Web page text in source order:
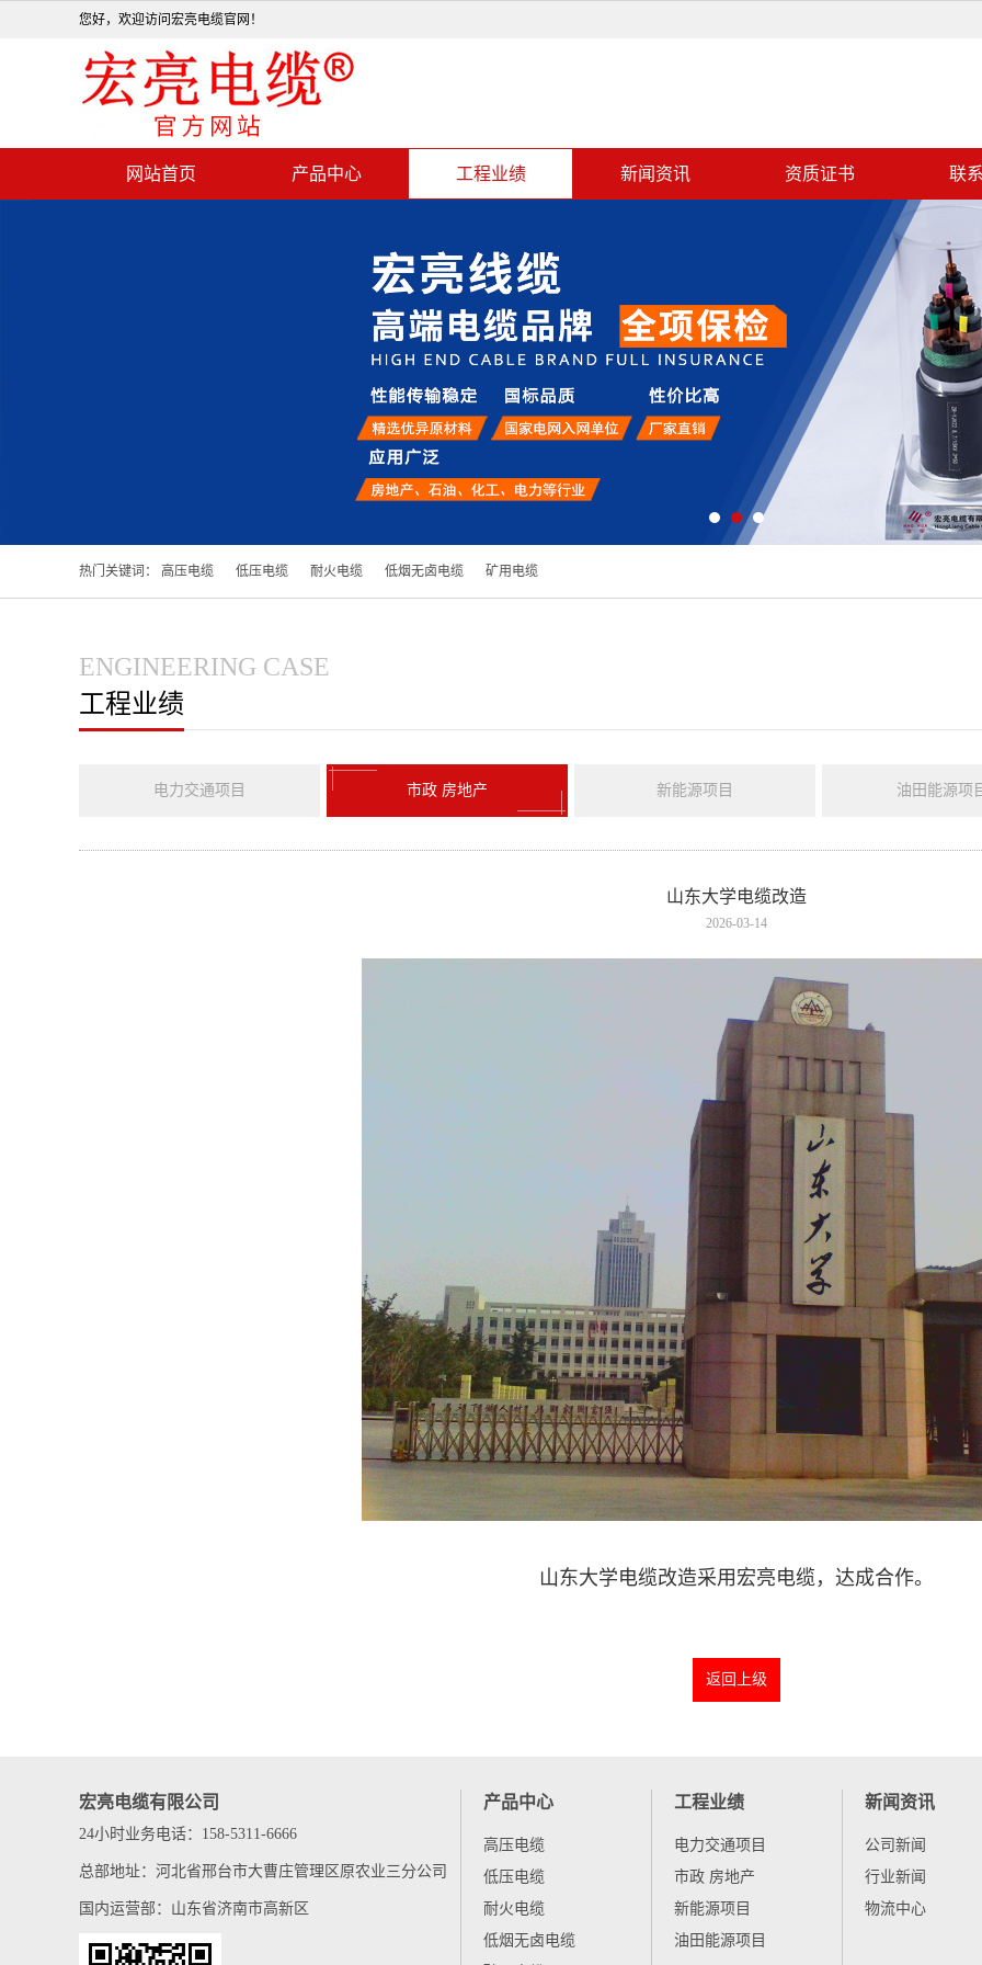
您好，欢迎访问宏亮电缆官网！
网站首页 产品中心 工程业绩 新闻资讯 资质证书 联
热门关键词： 高压电缆 低压电缆 耐火电缆 低烟无卤电缆 矿用电缆
ENGINEERING CASE
工程业绩
电力交通项目 市政 房地产 新能源项目 油田能源项
山东大学电缆改造
2026-03-14
山东大学电缆改造采用宏亮电缆，达成合作。
返回上级
宏亮电缆有限公司
24小时业务电话：158-5311-6666
总部地址：河北省邢台市大曹庄管理区原农业三分公司
国内运营部：山东省济南市高新区
产品中心
高压电缆
低压电缆
耐火电缆
低烟无卤电缆
工程业绩
电力交通项目
市政 房地产
新能源项目
油田能源项目
新闻资讯
公司新闻
行业新闻
物流中心